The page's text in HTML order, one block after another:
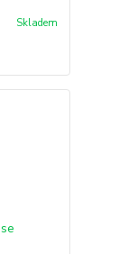
Skladem